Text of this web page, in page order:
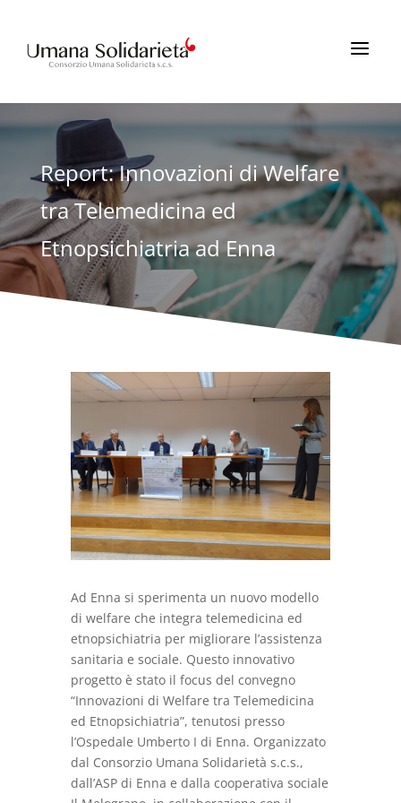
a
Report: Innovazioni di Welfare
tra Telemedicina ed
Etnopsichiatria ad Enna
Ad Enna si sperimenta un nuovo modello
di welfare che integra telemedicina ed
etnopsichiatria per migliorare l’assistenza
sanitaria e sociale. Questo innovativo
progetto è stato il focus del convegno
“Innovazioni di Welfare tra Telemedicina
ed Etnopsichiatria”, tenutosi presso
l’Ospedale Umberto I di Enna. Organizzato
dal Consorzio Umana Solidarietà s.c.s.,
dall’ASP di Enna e dalla cooperativa sociale